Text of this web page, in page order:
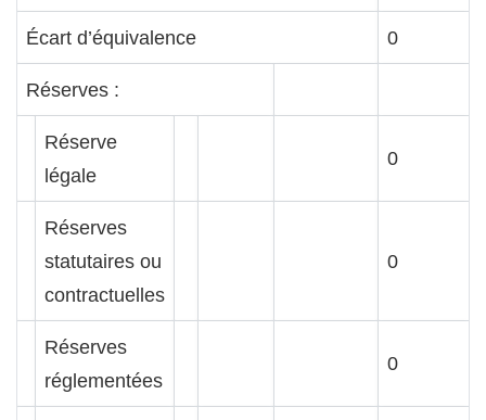
Écart d’équivalence 0
Réserves :
Réserve
légale
0
Réserves
statutaires ou
contractuelles
0
Réserves
réglementées
0